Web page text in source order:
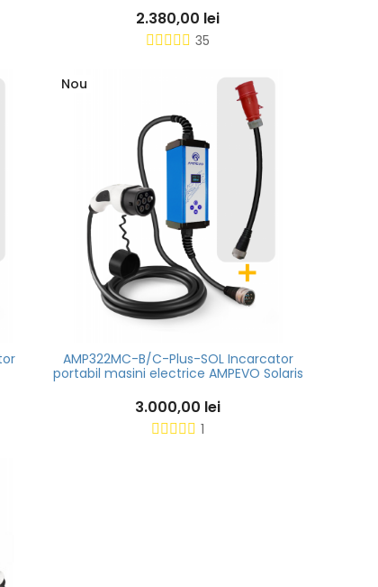
2.380,00 lei
35
Nou
AMP322MC-B/C-Plus-SOL Incarcator
portabil masini electrice AMPEVO Solaris
3.000,00 lei
1